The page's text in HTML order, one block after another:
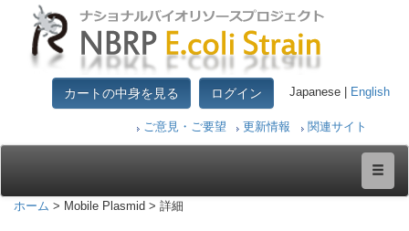
カートの中身を見る ログイン Japanese | English
ご意見・ご要望 更新情報 関連サイト
ホーム > Mobile Plasmid > 詳細